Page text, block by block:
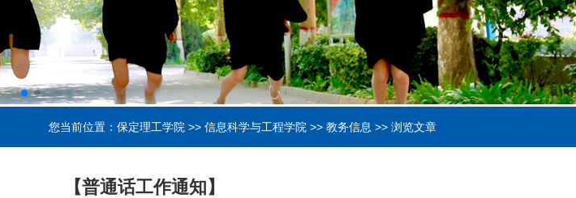
您当前位置： 保定理工学院 >> 信息科学与工程学院 >> 教务信息 >> 浏览文章
【普通话工作通知】